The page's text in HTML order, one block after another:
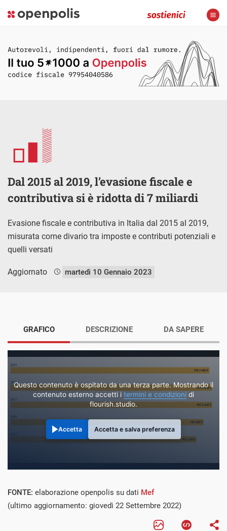
Dal 2015 al 2019, l’evasione fiscale e
contributiva si è ridotta di 7 miliardi
Evasione fiscale e contributiva in Italia dal 2015 al 2019,
misurata come divario tra imposte e contributi potenziali e
quelli versati
Aggiornato martedì 10 Gennaio 2023
GRAFICO
Questo contenuto è ospitato da una terza parte. Mostrando il
contenuto esterno accetti i termini e condizioni di
flourish.studio.
Accetta Accetta e salva preferenza
DESCRIZIONE DA SAPERE
FONTE: elaborazione openpolis su dati Mef
(ultimo aggiornamento: giovedì 22 Settembre 2022)